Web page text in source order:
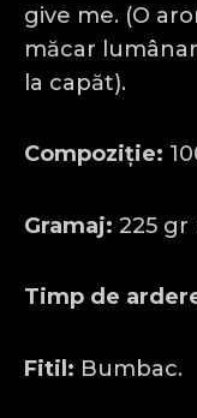
give me. (O
măcar
la capăt).
Compoziție:
Gramaj: 225 gr
Timp de
Fitil: Bumbac.